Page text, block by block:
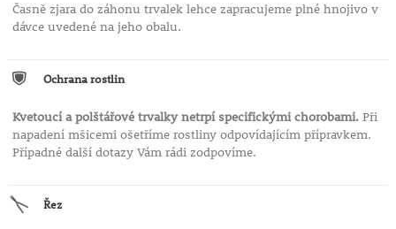
Časně zjara do záhonu trvalek lehce zapracujeme plné hnojivo v
dávce uvedené na jeho obalu.
Ochrana rostlin
Kvetoucí a polštářové trvalky netrpí specifickými chorobami.Při
napadení mšicemi ošetříme rostliny odpovídajícím přípravkem.
Případné další dotazy Vám rádi zodpovíme.
Řez